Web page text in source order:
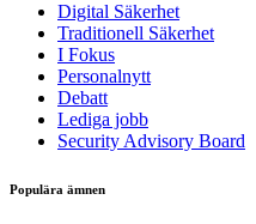
Digital Säkerhet
Traditionell Säkerhet
I Fokus
Personalnytt
Debatt
Lediga jobb
Security Advisory Board
Populära ämnen